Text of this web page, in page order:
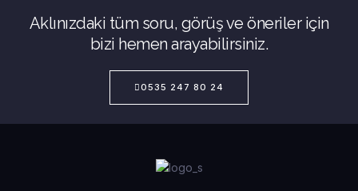
Aklınızdaki tüm soru, görüş ve öneriler için
bizi hemen arayabilirsiniz.
0535 247 80 24